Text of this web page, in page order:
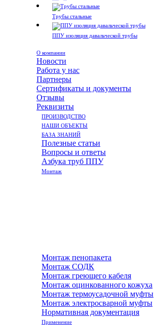
Трубы стальные
ППУ изоляция давальческой трубы
О компании
Новости
Работа у нас
Партнеры
Сертификаты и документы
Отзывы
Реквизиты
ПРОИЗВОДСТВО
НАШИ ОБЪЕКТЫ
БАЗА ЗНАНИЙ
Полезные статьи
Вопросы и ответы
Азбука труб ППУ
Монтаж
Монтаж пенопакета
Монтаж СОДК
Монтаж греющего кабеля
Монтаж оцинкованного кожуха
Монтаж термоусадочной муфты
Монтаж электросварной муфты
Нормативная документация
Применение